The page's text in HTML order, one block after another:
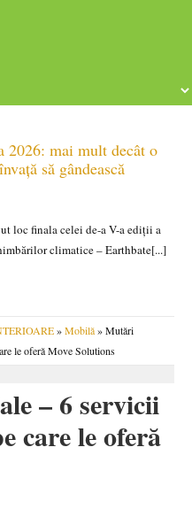
2026: mai mult decât o
să gândească
loc finala celei de-a V-a ediții a
climatice – Earthbate[...]
»Mobilă» Mutări
le oferă Move Solutions
– 6 servicii
care le oferă